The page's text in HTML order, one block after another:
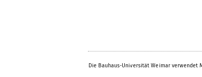
Die Bauhaus-Universität Weimar verwendet